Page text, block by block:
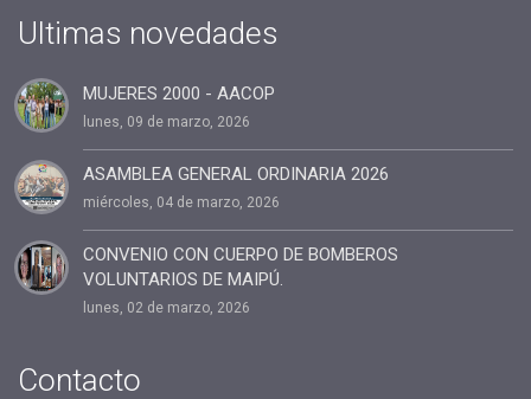
#comunicacion
#rrhh
#AACOP INTERNACIONAL
#Oficinas de Servicio
#sociedad
#jornadaabierta2022
#medios
Ultimas novedades
MUJERES 2000 - AACOP
lunes, 09 de marzo, 2026
ASAMBLEA GENERAL ORDINARIA 2026
miércoles, 04 de marzo, 2026
CONVENIO CON CUERPO DE BOMBEROS
VOLUNTARIOS DE MAIPÚ.
lunes, 02 de marzo, 2026
Contacto